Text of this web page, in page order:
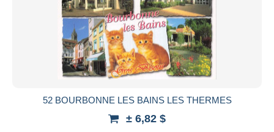
52 BOURBONNE LES BAINS LES THERMES
± 6,82 $